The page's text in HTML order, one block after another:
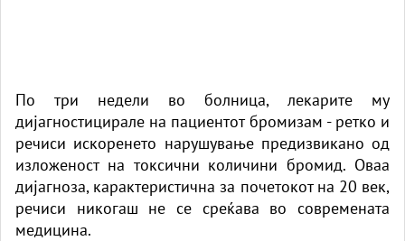
По три недели во болница, лекарите му
дијагностицирале на пациентот бромизам - ретко и
речиси искоренето нарушување предизвикано од
изложеност на токсични количини бромид. Оваа
дијагноза, карактеристична за почетокот на 20 век,
речиси никогаш не се среќава во современата
медицина.